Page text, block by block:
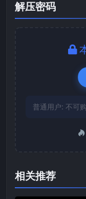
解压密码
普通用户: 不可
相关推荐